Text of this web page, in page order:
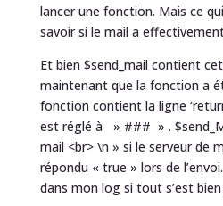
lancer une fonction. Mais ce
savoir si le mail a
Et bien $send_mail contient
maintenant que la fonction a
fonction contient la ligne
est réglé à » ### » .
mail <br> \n » si le serveur de
répondu « true » lors de
dans mon log si tout s’est bien